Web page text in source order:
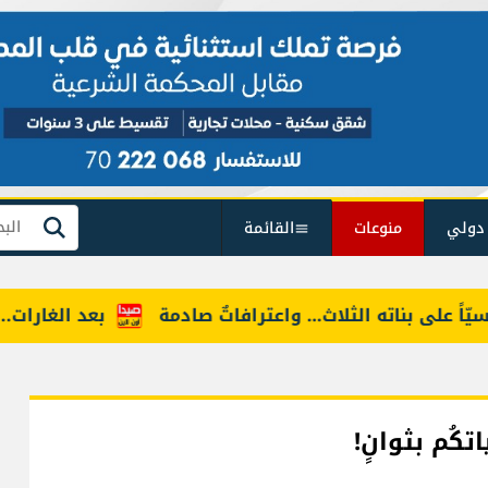
منوعات القائمة بحث
بعد الغارات... بناته الثلاث… واعترافاتٌ صادمة
بثوانٍ!